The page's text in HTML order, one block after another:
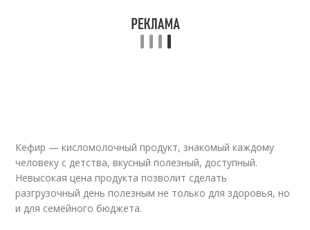
Кефир — кисломолочный продукт, знакомый каждому
человеку с детства, вкусный полезный, доступный.
Невысокая цена продукта позволит сделать
разгрузочный день полезным не только для здоровья, но
и для семейного бюджета.